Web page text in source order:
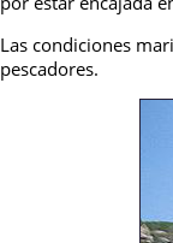
Las condiciones
pescadores.